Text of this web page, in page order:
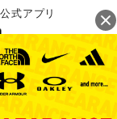
式アプリ